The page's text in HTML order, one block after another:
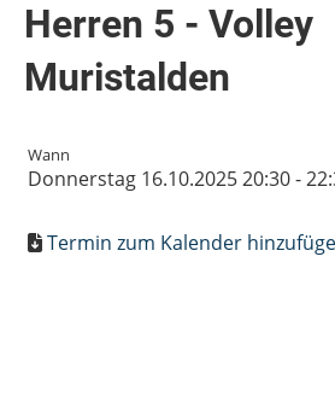
Herren 5 - Volley
Muristalden
Wann
Donnerstag 16.10.2025 20:30 -
Termin zum Kalender